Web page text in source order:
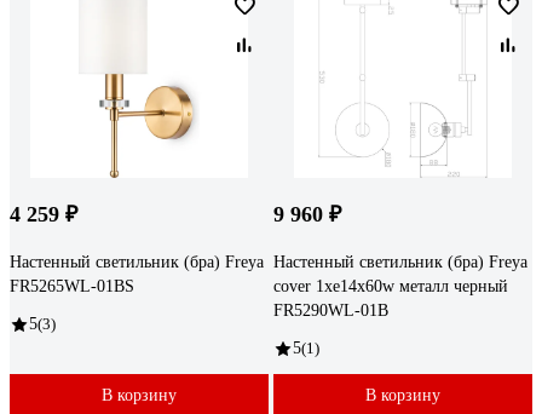
4 259 ₽
Настенный светильник (бра) Freya
FR5265WL-01BS
5(3)
В корзину
9 960 ₽
Настенный светильник (бра) Freya
cover 1хe14x60w металл черный
FR5290WL-01B
5(1)
В корзину